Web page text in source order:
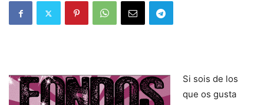
Si sois de los
que os gusta